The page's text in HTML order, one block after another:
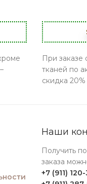
При
тканей по
скидка
Наши
Получить
заказа
+7 (911)